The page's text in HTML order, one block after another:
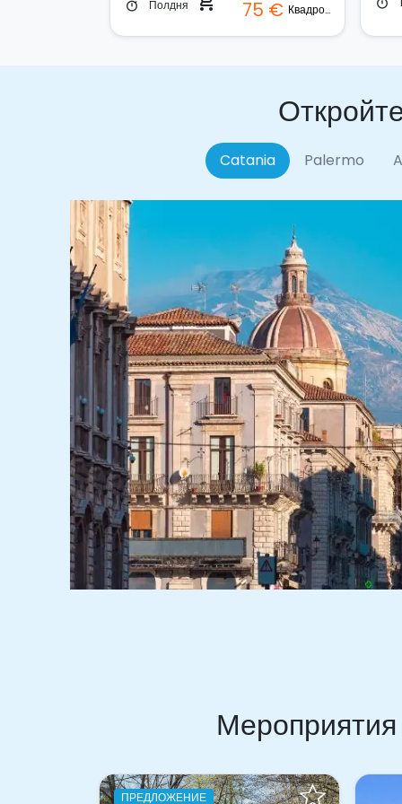
timer Полдня 75 € Квадроцикл timer
Catania Palermo